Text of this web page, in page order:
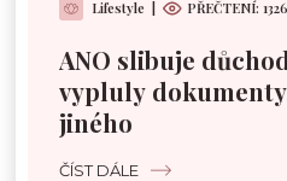
Lifestyle PŘEČTENÍ:
ANO slibuje
vypluly
jiného
ČÍST DÁLE